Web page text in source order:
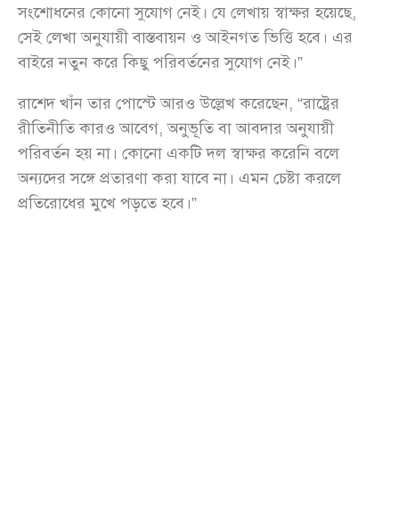
সংশোধনের কোনো সুযোগ নেই। যে লেখায় স্বাক্ষর হয়েছে,
সেই লেখা অনুযায়ী বাস্তবায়ন ও আইনগত ভিত্তি হবে। এর
বাইরে নতুন করে কিছু পরিবর্তনের সুযোগ নেই।”
রাশেদ খাঁন তার পোস্টে আরও উল্লেখ করেছেন, “রাষ্ট্রের
রীতিনীতি কারও আবেগ, অনুভূতি বা আবদার অনুযায়ী
পরিবর্তন হয় না। কোনো একটি দল স্বাক্ষর করেনি বলে
অন্যদের সঙ্গে প্রতারণা করা যাবে না। এমন চেষ্টা করলে
প্রতিরোধের মুখে পড়তে হবে।”